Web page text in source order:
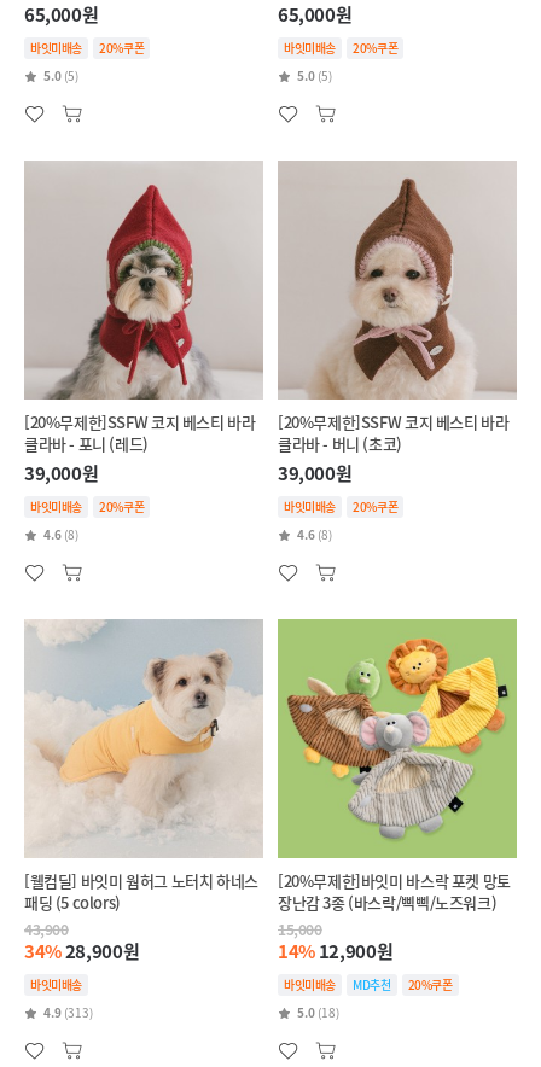
65,000원
바잇미배송
20%쿠폰
5.0 (5)
65,000원
바잇미배송
20%쿠폰
5.0 (5)
[20%무제한]SSFW 코지 베스티 바라
클라바 - 포니 (레드)
39,000원
바잇미배송
20%쿠폰
4.6 (8)
[20%무제한]SSFW 코지 베스티 바라
클라바 - 버니 (초코)
39,000원
바잇미배송
20%쿠폰
4.6 (8)
[웰컴딜] 바잇미 웜허그 노터치 하네스
패딩 (5 colors)
43,900
34%28,900원
바잇미배송
4.9 (313)
[20%무제한]바잇미 바스락 포켓 망토
장난감 3종 (바스락/삑삑/노즈워크)
15,000
14%12,900원
바잇미배송 MD추천
20%쿠폰
5.0 (18)